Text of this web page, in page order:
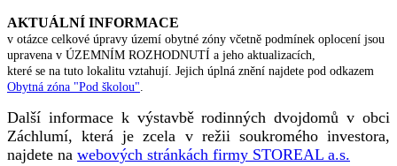
AKTUÁLNÍ INFORMACE
v otázce celkové úpravy území obytné zóny včetně podmínek oplocení jsou
upravena v ÚZEMNÍM ROZHODNUTÍ a jeho aktualizacích,
které se na tuto lokalitu vztahují. Jejich úplná znění najdete pod odkazem
Obytná zóna "Pod školou".
Další informace k výstavbě rodinných dvojdomů v obci
Záchlumí, která je zcela v režii soukromého investora,
najdete na webových stránkách firmy STOREAL a.s.